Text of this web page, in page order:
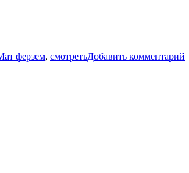
ферзем, смотретьДобавить комментарий